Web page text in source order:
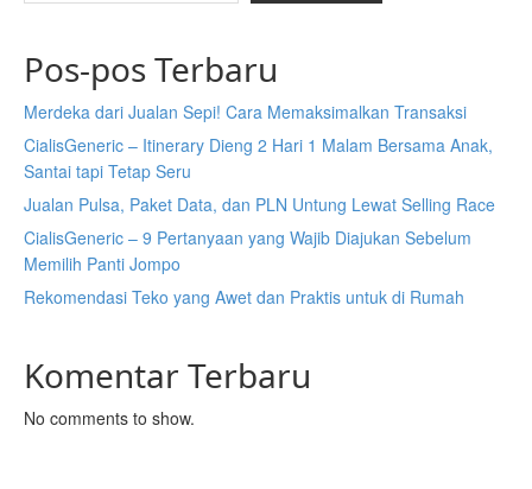
Pos-pos Terbaru
Merdeka dari Jualan Sepi! Cara Memaksimalkan Transaksi
CialisGeneric – Itinerary Dieng 2 Hari 1 Malam Bersama Anak,
Santai tapi Tetap Seru
Jualan Pulsa, Paket Data, dan PLN Untung Lewat Selling Race
CialisGeneric – 9 Pertanyaan yang Wajib Diajukan Sebelum
Memilih Panti Jompo
Rekomendasi Teko yang Awet dan Praktis untuk di Rumah
Komentar Terbaru
No comments to show.